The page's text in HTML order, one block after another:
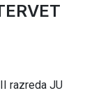
razreda JU